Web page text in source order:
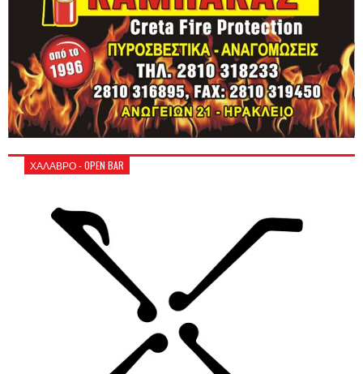
ΧΑΛΑΒΡΟ - OPEN BAR